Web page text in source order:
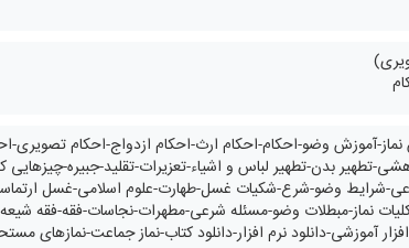
آموزش وضو-احکام-احکام ارث-احکام ازدواج-احکام تصویری-
تطهير بدن-تطهير لباس و اشياء-تعزیرات-تقليد-جبيره-چیزهایی
شرايط وضو-شرع-شكيات غسل-طهارت-علوم اسلامی-غسل
نماز-مبطلات وضو-مسئله شرعی-مطهرات-نجاسات-فقه-فقه شیعه-
افزار آموزشی-دانلود نرم افزار-دانلود کتاب-نماز جماعت-